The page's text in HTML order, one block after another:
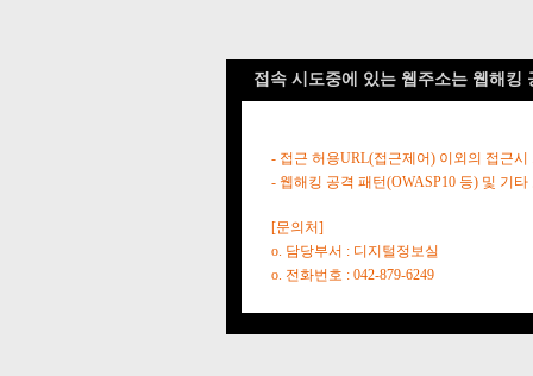
접속 시도중에 있는 웹주소는 웹해킹
- 접근 허용URL(접근제어) 이외의 접근시
- 웹해킹 공격 패턴(OWASP10 등) 및 기
[문의처]
o. 담당부서 : 디지털정보실
o. 전화번호 : 042-879-6249